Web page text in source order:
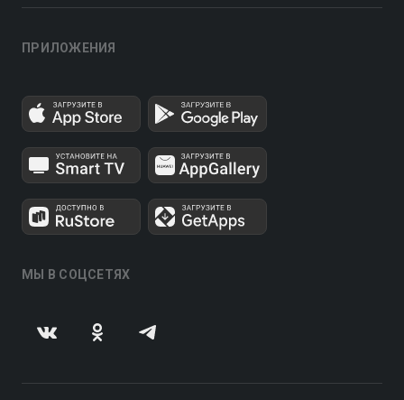
ПРИЛОЖЕНИЯ
МЫ В СОЦСЕТЯХ